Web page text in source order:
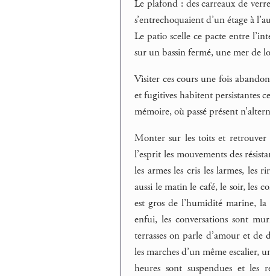
Le plafond : des carreaux de
s’entrechoquaient d’un étage à
Le patio scelle ce pacte entre
sur un bassin fermé, une mer de
Visiter ces cours une fois
et fugitives habitent persistantes
mémoire, où passé présent
Monter sur les toits et retrouver
l’esprit les mouvements des
les armes les cris les larmes, les
aussi le matin le café, le soir, les
est gros de l’humidité marine,
enfui, les conversations sont
terrasses on parle d’amour et de
les marches d’un même escalier,
heures sont suspendues et les